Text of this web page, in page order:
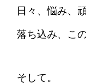
日々、悩み、
落ち込み、こ
そして。